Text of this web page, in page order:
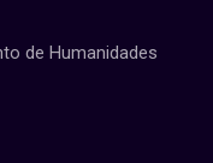
de Humanidades